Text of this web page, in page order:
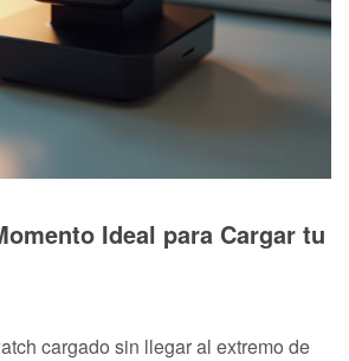
Ideal para Cargar tu
cargado sin llegar al extremo de